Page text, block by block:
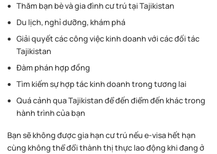
Thăm bạn bè và gia đình cư trú tại Tajikistan
Du lịch, nghỉ dưỡng, khám phá
Giải quyết các công việc kinh doanh với các đối tác
Tajikistan
Đàm phán hợp đồng
Tìm kiếm sự hợp tác kinh doanh trong tương lai
Quá cảnh qua Tajikistan để đến điểm đến khác trong
hành trình của bạn
Bạn sẽ không được gia hạn cư trú nếu e-visa hết hạn
cùng không thể đổi thành thị thực lao động khi đang ở